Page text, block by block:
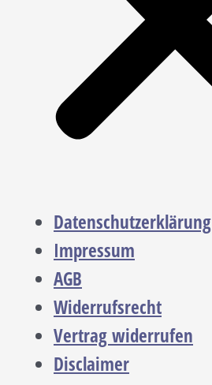
Datenschutzerklärung
Impressum
AGB
Widerrufsrecht
Vertrag widerrufen
Disclaimer